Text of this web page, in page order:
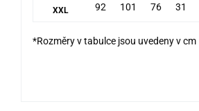
XXL 92 101 76 31
*Rozměry v tabulce jsou uvedeny v cm